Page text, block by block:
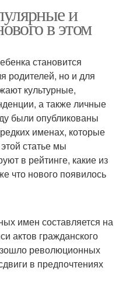
и
в этом
становится
родителей, но и для
культурные,
а также личные
были опубликованы
именах, которые
статье мы
в рейтинге, какие из
что нового появилось
имен составляется на
актов гражданского
революционных
в предпочтениях